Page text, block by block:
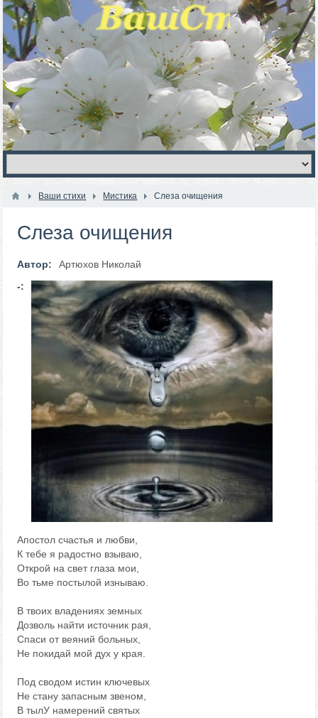
Ваши стихи Мистика Слеза очищения
Слеза очищения
Автор:
Артюхов Николай
-:
Апостол счастья и любви,
К тебе я радостно взываю,
Открой на свет глаза мои,
Во тьме постылой изнываю.
В твоих владениях земных
Дозволь найти источник рая,
Спаси от веяний больных,
Не покидай мой дух у края.
Под сводом истин ключевых
Не стану запасным звеном,
В тылУ намерений святых